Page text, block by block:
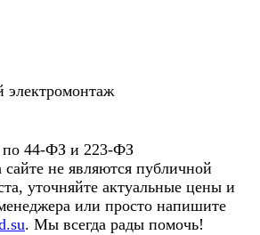
электромонтаж
по 44-ФЗ и 223-ФЗ
не являются публичной
уточняйте актуальные цены и
или просто напишите
. Мы всегда рады помочь!